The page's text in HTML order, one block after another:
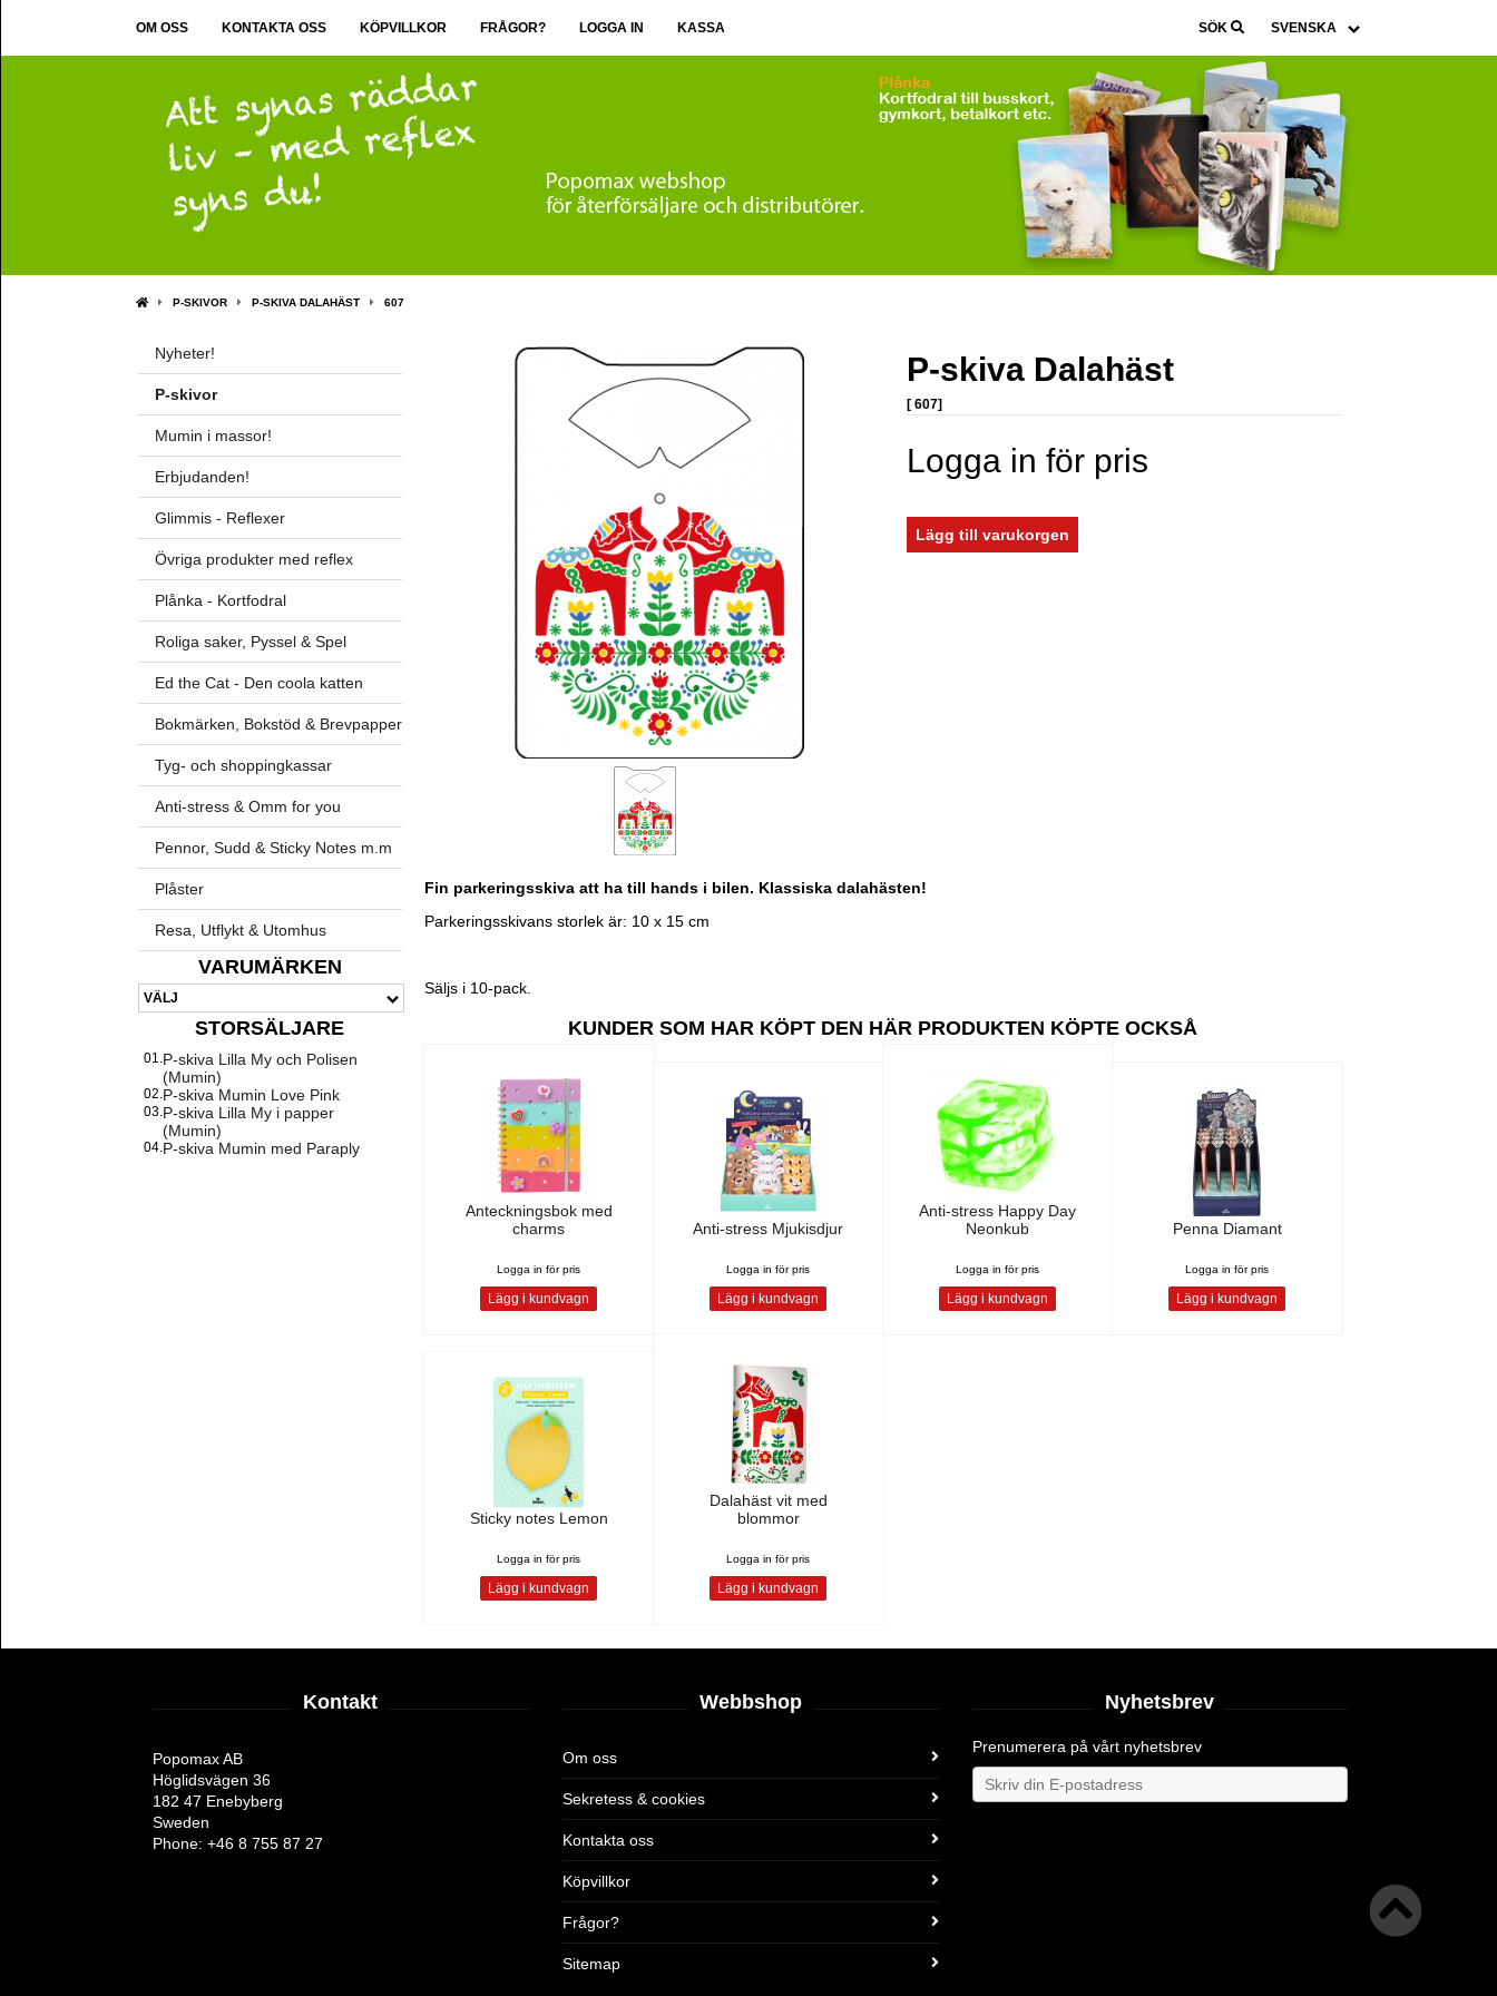
OM OSS KONTAKTA OSS KÖPVILLKOR FRÅGOR? LOGGA IN KASSA SÖK
P-SKIVOR P-SKIVA DALAHÄST 607
Nyheter!
P-skivor
Mumin i massor!
Erbjudanden!
Glimmis - Reflexer
Övriga produkter med reflex
Plånka - Kortfodral
Roliga saker, Pyssel & Spel
Ed the Cat - Den coola katten
Bokmärken, Bokstöd & Brevpapper
Tyg- och shoppingkassar
Anti-stress & Omm for you
Pennor, Sudd & Sticky Notes m.m
Plåster
Resa, Utflykt & Utomhus
VARUMÄRKEN
STORSÄLJARE
01.P-skiva Lilla My och Polisen
(Mumin)
02.P-skiva Mumin Love Pink
03.P-skiva Lilla My i papper
(Mumin)
04.P-skiva Mumin med Paraply
P-skiva Dalahäst
[ 607]
Logga in för pris
Fin parkeringsskiva att ha till hands i bilen. Klassiska dalahästen!
Parkeringsskivans storlek är: 10 x 15 cm
Säljs i 10-pack.
KUNDER SOM HAR KÖPT DEN HÄR PRODUKTEN KÖPTE OCKSÅ
Anteckningsbok med
charms
Logga in för pris
Lägg i kundvagn
Anti-stress Mjukisdjur
Logga in för pris
Lägg i kundvagn
Anti-stress Happy Day
Neonkub
Logga in för pris
Lägg i kundvagn
Penna Diamant
Logga in för pris
Lägg i kundvagn
Sticky notes Lemon
Logga in för pris
Lägg i kundvagn
Dalahäst vit med
blommor
Logga in för pris
Lägg i kundvagn
Kontakt
Popomax AB
Höglidsvägen 36
182 47 Enebyberg
Sweden
Phone: +46 8 755 87 27
Webbshop
Om oss
Sekretess & cookies
Kontakta oss
Köpvillkor
Frågor?
Sitemap
Nyhetsbrev
Prenumerera på vårt nyhetsbrev